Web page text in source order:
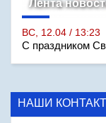
Лента
ВС, 12.04 / 13:23
С праздником
НАШИ